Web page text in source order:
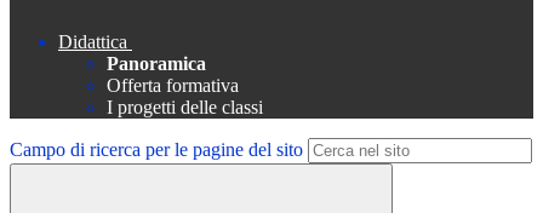
Didattica
Panoramica
Offerta formativa
I progetti delle classi
Campo di ricerca per le pagine del sito